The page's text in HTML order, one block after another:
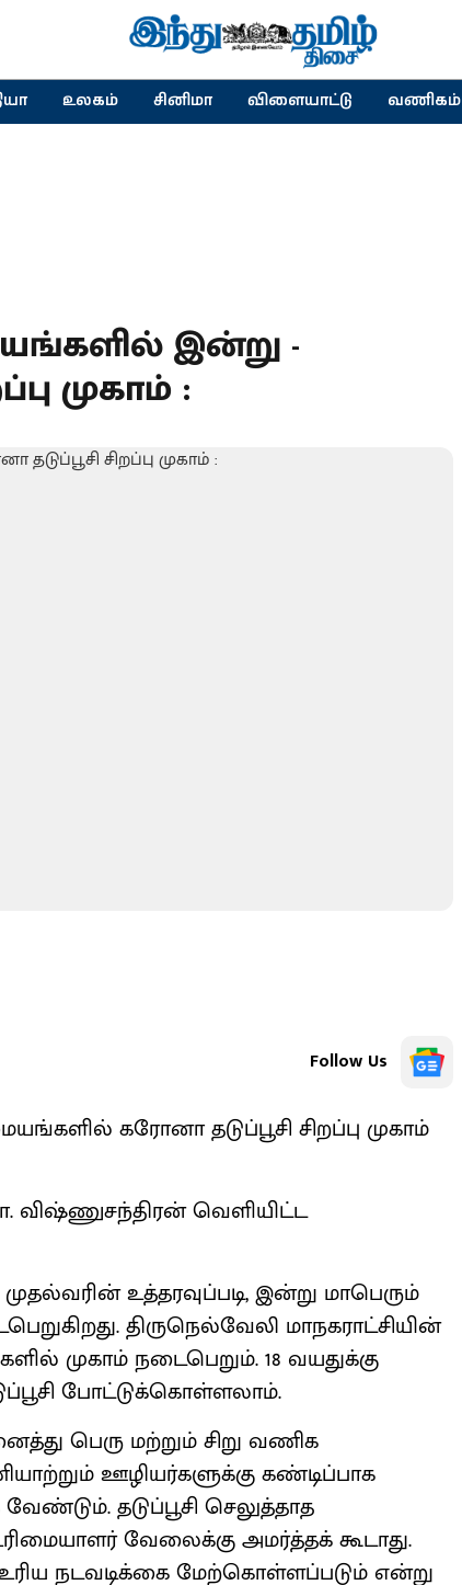
உலகம் சினிமா விளையாட்டு வணிகம்
இன்று -
முகாம் :
Follow Us
கரோனா தடுப்பூசி சிறப்பு முகாம்
விஷ்ணுசந்திரன் வெளியிட்ட
உத்தரவுப்படி, இன்று மாபெரும்
திருநெல்வேலி மாநகராட்சியின்
முகாம் நடைபெறும். 18 வயதுக்கு
போட்டுக்கொள்ளலாம்.
பெரு மற்றும் சிறு வணிக
ஊழியர்களுக்கு கண்டிப்பாக
தடுப்பூசி செலுத்தாத
வேலைக்கு அமர்த்தக் கூடாது.
உரிய நடவடிக்கை மேற்கொள்ளப்படும் என்று